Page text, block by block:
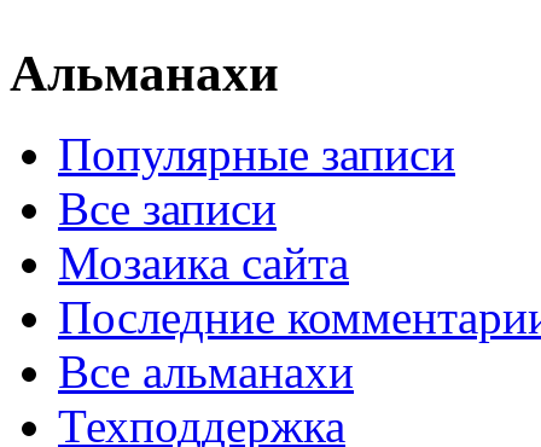
Альманахи
Популярные записи
Все записи
Мозаика сайта
Последние
Все альманахи
Техподдержка